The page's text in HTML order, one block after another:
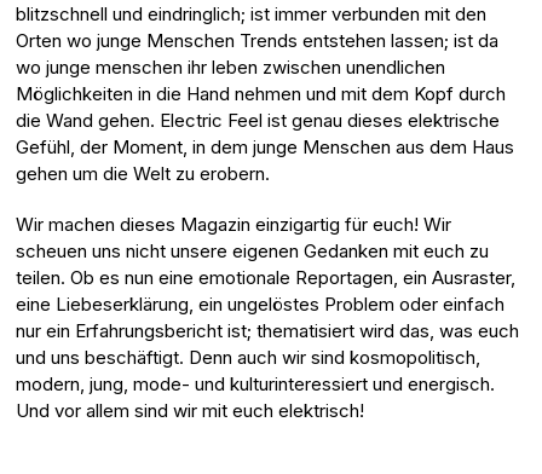
blitzschnell und eindringlich; ist immer verbunden mit den
Orten wo junge Menschen Trends entstehen lassen; ist da
wo junge menschen ihr leben zwischen unendlichen
Möglichkeiten in die Hand nehmen und mit dem Kopf durch
die Wand gehen. Electric Feel ist genau dieses elektrische
Gefühl, der Moment, in dem junge Menschen aus dem Haus
gehen um die Welt zu erobern.
Wir machen dieses Magazin einzigartig für euch! Wir
scheuen uns nicht unsere eigenen Gedanken mit euch zu
teilen. Ob es nun eine emotionale Reportagen, ein Ausraster,
eine Liebeserklärung, ein ungelöstes Problem oder einfach
nur ein Erfahrungsbericht ist; thematisiert wird das, was euch
und uns beschäftigt. Denn auch wir sind kosmopolitisch,
modern, jung, mode- und kulturinteressiert und energisch.
Und vor allem sind wir mit euch elektrisch!